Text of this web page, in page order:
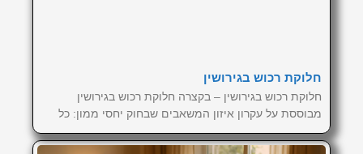
חלוקת רכוש בגירושין
חלוקת רכוש בגירושין – בקצרה חלוקת רכוש בגירושין
מבוססת על עקרון איזון המשאבים שבחוק יחסי ממון: כל